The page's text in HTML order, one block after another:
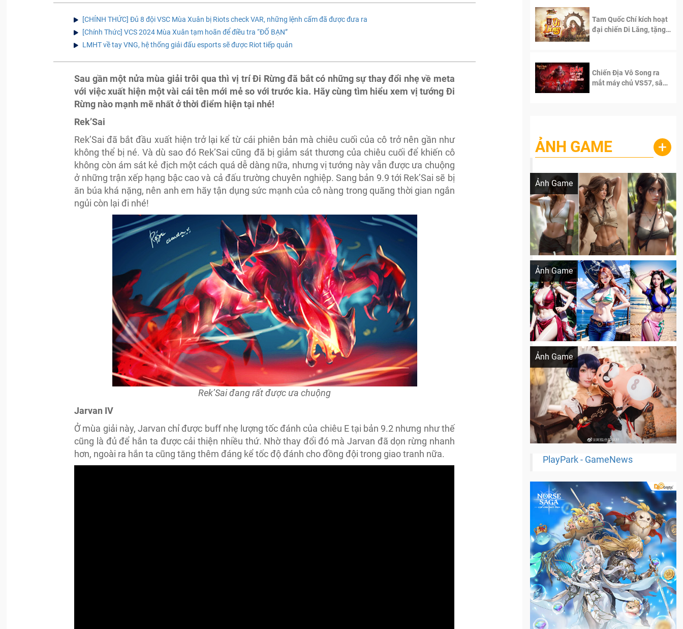
[CHÍNH THỨC] Đủ 8 đội VSC Mùa Xuân bị Riots check VAR, những lệnh cấm đã được đưa ra
[Chính Thức] VCS 2024 Mùa Xuân tạm hoãn để điều tra “ĐỐ BẠN”
LMHT về tay VNG, hệ thống giải đấu esports sẽ được Riot tiếp quản
Sau gần một nửa mùa giải trôi qua thì vị trí Đi Rừng đã bắt có những sự thay đổi nhẹ về meta
với việc xuất hiện một vài cái tên mới mẻ so với trước kia. Hãy cùng tìm hiểu xem vị tướng Đi
Rừng nào mạnh mẽ nhất ở thời điểm hiện tại nhé!
Rek’Sai
Rek’Sai đã bắt đầu xuất hiện trở lại kể từ cái phiên bản mà chiêu cuối của cô trở nên gần như
không thể bị né. Và dù sao đó Rek’Sai cũng đã bị giảm sát thương của chiêu cuối để khiến cô
không còn ám sát kẻ địch một cách quá dễ dàng nữa, nhưng vị tướng này vẫn được ưa chuộng
ở những trận xếp hạng bậc cao và cả đấu trường chuyên nghiệp. Sang bản 9.9 tới Rek’Sai sẽ bị
ăn búa khá nặng, nên anh em hãy tận dụng sức mạnh của cô nàng trong quãng thời gian ngắn
ngủi còn lại đi nhé!
Rek’Sai đang rất được ưa chuộng
Jarvan IV
Ở mùa giải này, Jarvan chỉ được buff nhẹ lượng tốc đánh của chiêu E tại bản 9.2 nhưng như thế
cũng là đủ để hắn ta được cải thiện nhiều thứ. Nhờ thay đổi đó mà Jarvan đã dọn rừng nhanh
hơn, ngoài ra hắn ta cũng tăng thêm đáng kể tốc độ đánh cho đồng đội trong giao tranh nữa.
Tam Quốc Chí kích hoạt
đại chiến Di Lăng, tặng
Chiến Địa Vô Song ra
mắt máy chủ VS57, sân
ẢNH GAME +
Ảnh Game
Lala Croft vừa nóng vừa xinh dưới nét vẽ
Ảnh Game
Khi AI Cosplay gái đẹp One Piece
Ảnh Game
Cosplay Xiangling siêu cute
PlayPark - GameNews